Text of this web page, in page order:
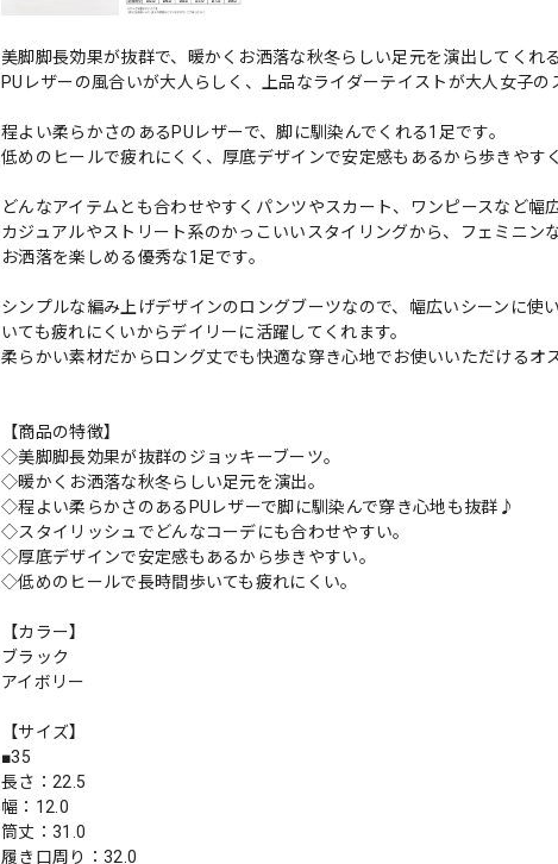
美脚脚長効果が抜群で、暖かくお洒落な秋冬らしい足元を演出してくれ
PUレザーの風合いが大人らしく、上品なライダーテイストが大人女子の
程よい柔らかさのあるPUレザーで、脚に馴染んでくれる1足です。
低めのヒールで疲れにくく、厚底デザインで安定感もあるから歩きやす
どんなアイテムとも合わせやすくパンツやスカート、ワンピースなど幅
カジュアルやストリート系のかっこいいスタイリングから、フェミニ
お洒落を楽しめる優秀な1足です。
シンプルな編み上げデザインのロングブーツなので、幅広いシーンに
いても疲れにくいからデイリーに活躍してくれます。
柔らかい素材だからロング丈でも快適な穿き心地でお使いいただけるオ
【商品の特徴】
◇美脚脚長効果が抜群のジョッキーブーツ。
◇暖かくお洒落な秋冬らしい足元を演出。
◇程よい柔らかさのあるPUレザーで脚に馴染んで穿き心地も抜群♪
◇スタイリッシュでどんなコーデにも合わせやすい。
◇厚底デザインで安定感もあるから歩きやすい。
◇低めのヒールで長時間歩いても疲れにくい。
【カラー】
ブラック
アイボリー
【サイズ】
■35
長さ：22.5
幅：12.0
筒丈：31.0
履き口周り：32.0